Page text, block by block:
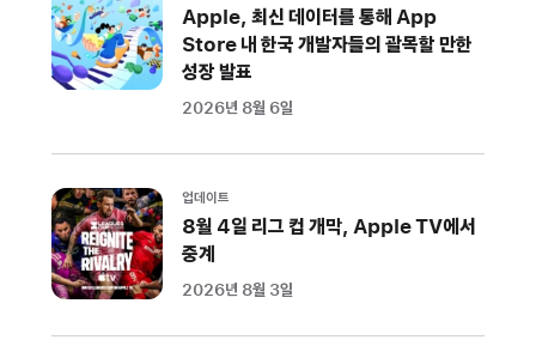
Apple, 최신 데이터를 통해 App
Store 내 한국 개발자들의 괄목할 만한
성장 발표
2026년 8월 6일
업데이트
8월 4일 리그 컵 개막, Apple TV에서
중계
2026년 8월 3일